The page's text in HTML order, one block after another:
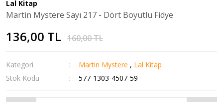
Lal Kitap
Martin Mystere Sayı 217 - Dört Boyutlu Fidye
136,00 TL 160,00 TL
Kategori Martin Mystere , Lal Kitap
Stok Kodu
577-1303-4507-59